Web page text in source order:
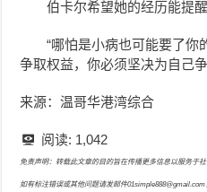
伯卡尔希望她的经历能提
“哪怕是小病也可能要了你
争取权益，你必须坚决为自己
来源：温哥华港湾综合
阅读: 1,042
免责声明：转载此文章的目的旨在传播更多信息以服务于
如有标注错误或其他问题请发邮件01simple888@gmail.com